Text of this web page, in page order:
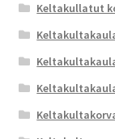
Keltakullatut